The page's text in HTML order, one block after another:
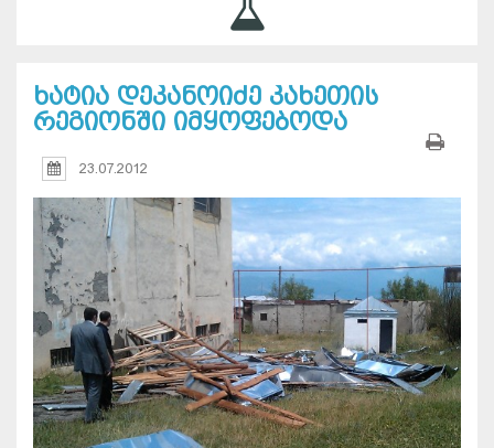
ხატია დეკანოიძე კახეთის
რეგიონში იმყოფებოდა
23.07.2012